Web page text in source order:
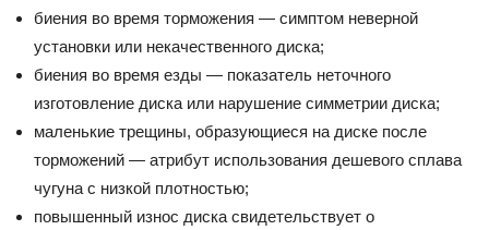
биения во время торможения — симптом неверной
установки или некачественного диска;
биения во время езды — показатель неточного
изготовление диска или нарушение симметрии диска;
маленькие трещины, образующиеся на диске после
торможений — атрибут использования дешевого сплава
чугуна с низкой плотностью;
повышенный износ диска свидетельствует о